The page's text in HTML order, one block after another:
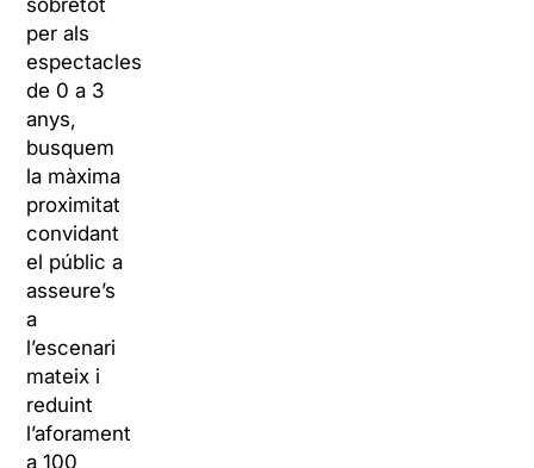
sobretot
per als
espectacles
de 0 a 3
anys,
busquem
la màxima
proximitat
convidant
el públic a
asseure’s
a
l’escenari
mateix i
reduint
l’aforament
a 100